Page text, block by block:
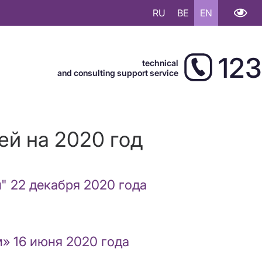
RU BE EN
technical
and consulting support service
123
на 2020 год
22 декабря 2020 года
16 июня 2020 года